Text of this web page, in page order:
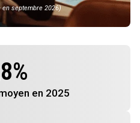
septembre 2026)
%
en 2025